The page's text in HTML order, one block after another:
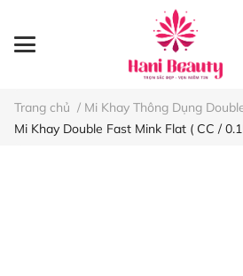
Trang chủ / Mi Khay Thông Dụng
Mi Khay Double Fast Mink Flat ( CC /